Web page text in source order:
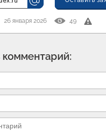
26 января 2026 49
комментарий: